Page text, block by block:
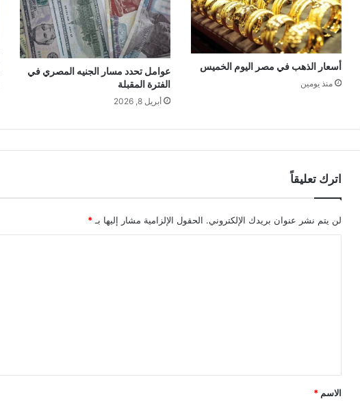
أسعار الذهب في مصر اليوم الخميس
منذ يومين
عوامل تحدد مسار الجنيه المصري في
الفترة المقبلة
أبريل 8, 2026
اترك تعليقاً
لن يتم نشر عنوان بريدك الإلكتروني. الحقول الإلزامية مشار إليها بـ*
*
الاسم *